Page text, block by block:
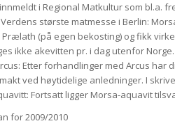
i Regional Matkultur som bl.a.
største matmesse i Berlin:
Prælath (på egen bekosting) og fikk
ikke akevitten pr. i dag utenfor Norge.
Etter forhandlinger med Arcus har
ved høytidelige anledninger. I
Fortsatt ligger Morsa-aquavit
for 2009/2010